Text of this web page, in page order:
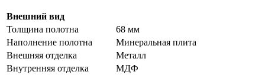
Внешний вид
Толщина полотна
68 мм
Наполнение полотна
Минеральная плита
Внешняя отделка
Металл
Внутренняя отделка
МДФ